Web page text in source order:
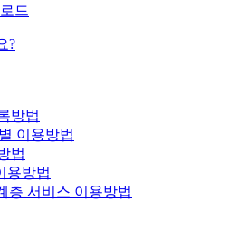
드
?
방법
이용방법
법
용방법
층 서비스 이용방법